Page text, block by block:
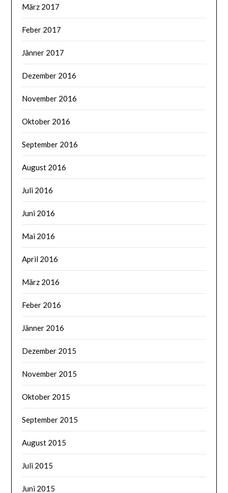
März 2017
Feber 2017
Jänner 2017
Dezember 2016
November 2016
Oktober 2016
September 2016
August 2016
Juli 2016
Juni 2016
Mai 2016
April 2016
März 2016
Feber 2016
Jänner 2016
Dezember 2015
November 2015
Oktober 2015
September 2015
August 2015
Juli 2015
Juni 2015